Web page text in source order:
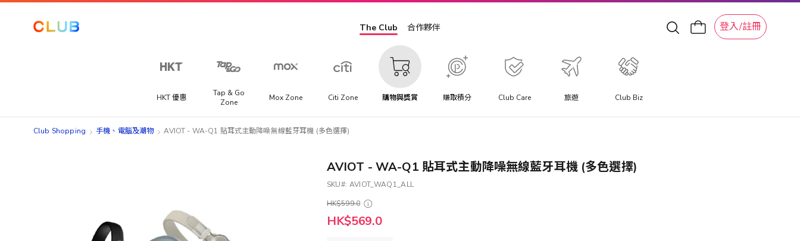
The Club 合作夥伴 登入/註冊
HKT 優惠
Tap & Go
Zone
Mox Zone Citi Zone 購物與獎賞 賺取積分 Club Care 旅遊 Club Biz
Club Shopping 手機、電腦及潮物 AVIOT - WA-Q1 貼耳式主動降噪無線藍牙耳機 (多色選擇)
AVIOT - WA-Q1 貼耳式主動降噪無線藍牙耳機 (多色選擇)
SKU
AVIOT_WAQ1_ALL
HK$599.0
HK$569.0